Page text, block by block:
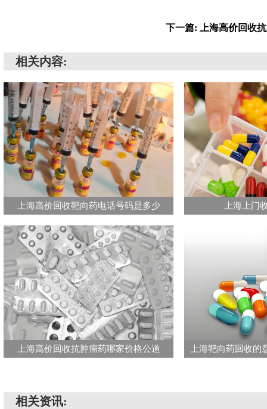
下一篇: 上海高价回收
相关内容:
上海高价回收靶向药电话号码是多少 上海上门
上海高价回收抗肿瘤药哪家价格公道
相关资讯: